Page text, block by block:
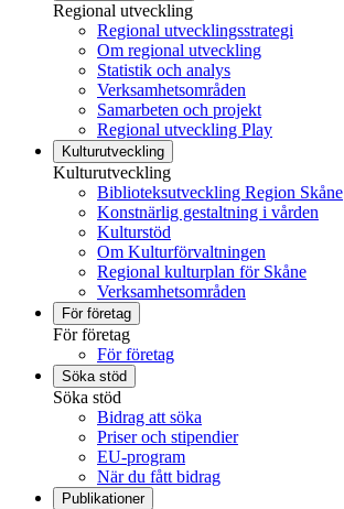
Regional utveckling
Regional utvecklingsstrategi
Om regional utveckling
Statistik och analys
Verksamhetsområden
Samarbeten och projekt
Regional utveckling Play
Kulturutveckling
Kulturutveckling
Biblioteksutveckling Region Skåne
Konstnärlig gestaltning i vården
Kulturstöd
Om Kulturförvaltningen
Regional kulturplan för Skåne
Verksamhetsområden
För företag
För företag
För företag
Söka stöd
Söka stöd
Bidrag att söka
Priser och stipendier
EU-program
När du fått bidrag
Publikationer